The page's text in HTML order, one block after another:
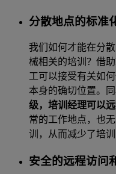
分散地点的标准
我们如何才能在分
械相关的培训？借助
工可以接受有关如
本身的确切位置。同
级，培训经理可以
常的工作地点，也
训，从而减少了培
安全的远程访问